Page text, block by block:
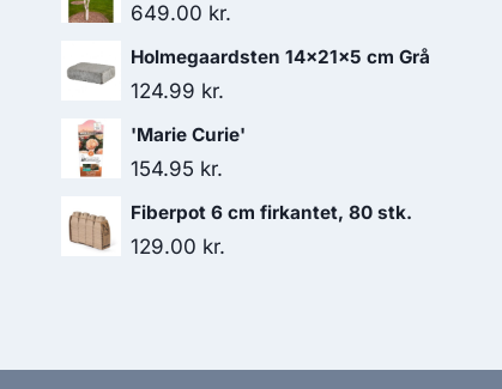
649.00 kr.
Holmegaardsten 14x21x5 cm Grå
124.99 kr.
'Marie Curie'
154.95 kr.
Fiberpot 6 cm firkantet, 80 stk.
129.00 kr.